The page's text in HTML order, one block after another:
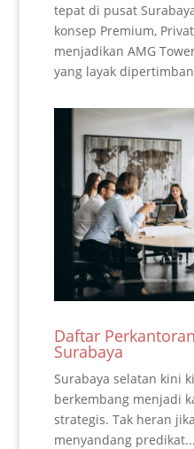
tepat di pusat
konsep Premium,
menjadikan AMG
yang layak
Daftar
Surabaya
Surabaya selatan kini
berkembang menjadi
strategis. Tak heran
menyandang predikat...